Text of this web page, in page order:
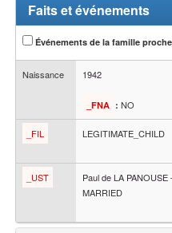
Faits et événements
Événements de la famille proche
Naissance 1942
_FNA : NO
_FIL LEGITIMATE_CHILD
_UST Paulde LA PANOUSE
MARRIED